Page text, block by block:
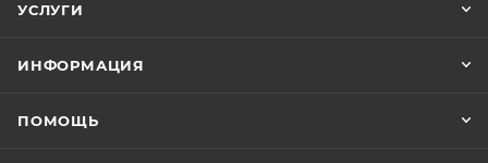
УСЛУГИ
ИНФОРМАЦИЯ
ПОМОЩЬ